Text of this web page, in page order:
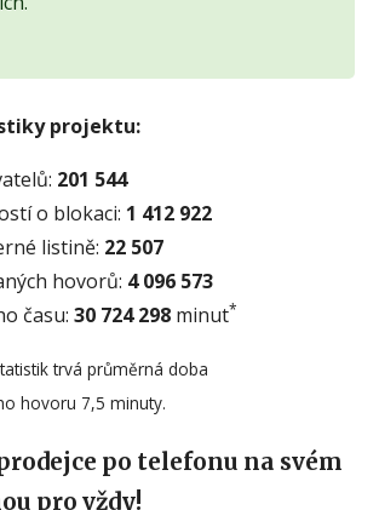
projektu:
201 544
o blokaci: 1 412 922
listině: 22 507
hovorů: 4 096 573
času: 30 724 298 minut*
trvá průměrná doba
hovoru 7,5 minuty.
po telefonu na svém
pro vždy!